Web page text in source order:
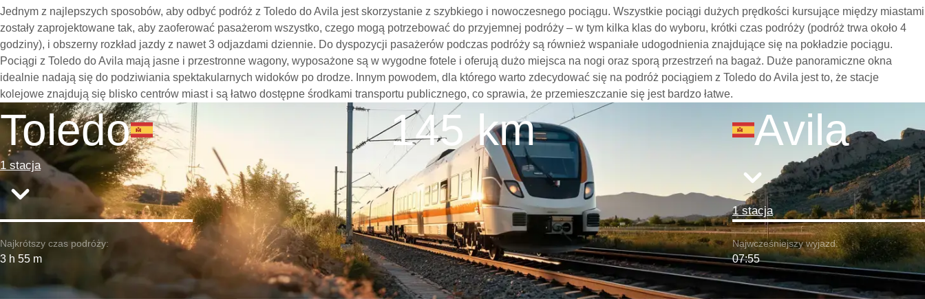
Jednym z najlepszych sposobów, aby odbyć podróż z Toledo do Avila jest skorzystanie z szybkiego i nowoczesnego pociągu. Wszystkie pociągi dużych prędkości kursujące między miastami
zostały zaprojektowane tak, aby zaoferować pasażerom wszystko, czego mogą potrzebować do przyjemnej podróży – w tym kilka klas do wyboru, krótki czas podróży (podróż trwa około 4
godziny), i obszerny rozkład jazdy z nawet 3 odjazdami dziennie. Do dyspozycji pasażerów podczas podróży są również wspaniałe udogodnienia znajdujące się na pokładzie pociągu.
Pociągi z Toledo do Avila mają jasne i przestronne wagony, wyposażone są w wygodne fotele i oferują dużo miejsca na nogi oraz sporą przestrzeń na bagaż. Duże panoramiczne okna
idealnie nadają się do podziwiania spektakularnych widoków po drodze. Innym powodem, dla którego warto zdecydować się na podróż pociągiem z Toledo do Avila jest to, że stacje
kolejowe znajdują się blisko centrów miast i są łatwo dostępne środkami transportu publicznego, co sprawia, że przemieszczanie się jest bardzo łatwe.
Toledo
1 stacja
145 km Avila
1 stacja
Najkrótszy czas podróży:
3 h 55 m
Najwcześniejszy wyjazd:
07:55